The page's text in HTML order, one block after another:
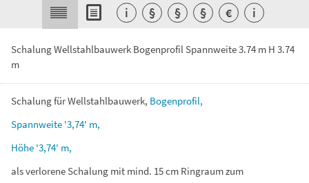
Schalung Wellstahlbauwerk Bogenprofil Spannweite 3.74 m H 3.74
m
SchalungfürWellstahlbauwerk, Bogenprofil,
Spannweite '3,74' m,
Höhe '3,74' m,
alsverloreneSchalung mit mind. 15cm Ringraumzum
i § § § € i